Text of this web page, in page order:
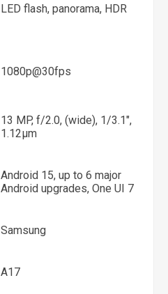
LED flash, panorama, HDR
1080p@30fps
13 MP, f/2.0, (wide), 1/3.1",
1.12µm
Android 15, up to 6 major
Android upgrades, One UI 7
Samsung
A17